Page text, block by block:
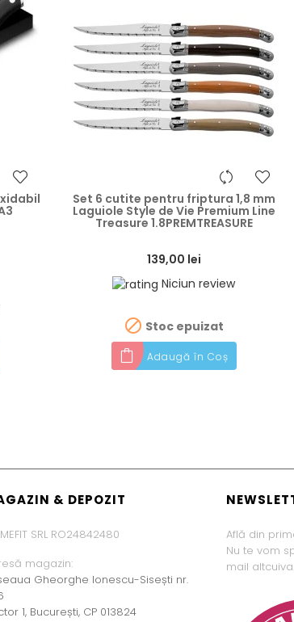
heart
Set 6 cutite pentru friptura 1,8 mm
Laguiole Style de Vie Premium Line
Treasure 1.8PREMTREASURE
139,00 lei
Niciun review
 Stoc epuizat
Adaugă în Coș
& DEPOZIT
SRL RO24842480
magazin:
Gheorghe Ionescu-Sisești nr.
1, București, CP 013824
Află din
Nu te vom
mail altcuiva.